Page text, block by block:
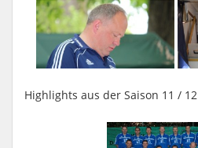
Highlights aus der Saison 11 / 12